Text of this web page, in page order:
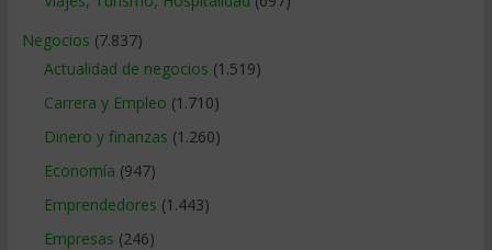
Negocios (7.837)
Actualidad de negocios (1.519)
Carrera y Empleo (1.710)
Dinero y finanzas (1.260)
Economía (947)
Emprendedores (1.443)
Empresas (246)